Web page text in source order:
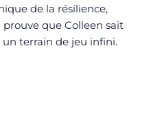
de la résilience,
que Colleen sait
terrain de jeu infini.